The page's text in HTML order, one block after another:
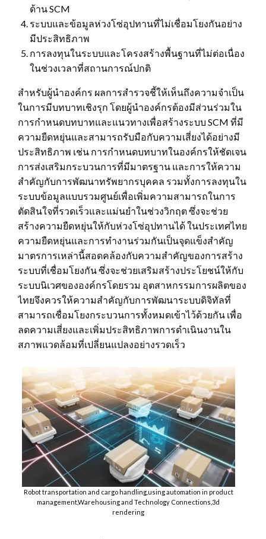
ด้าน SCM
ระบบและข้อมูลห่วงโซ่อุปทานที่ไม่เชื่อมโยงกันอย่าง
มีประสิทธิภาพ
การลงทุนในระบบและโครงสร้างพื้นฐานที่ไม่ต่อเนื่อง
ในช่วงเวลาที่สถานการณ์ปกติ
สำหรับผู้นำองค์กร ผลการสำรวจชี้ให้เห็นถึงความจำเป็น
ในการมีบทบาทเชิงรุก โดยผู้นำองค์กรต้องมีส่วนร่วมใน
การกำหนดบทบาทและแนวทางเพื่อสร้างระบบ SCM ที่มี
ความยืดหยุ่นและสามารถรับมือกับความเสี่ยงได้อย่างมี
ประสิทธิภาพ เช่น การกำหนดบทบาทในองค์กรให้ชัดเจน
การส่งเสริมกระบวนการที่มีมาตรฐาน และการให้ความ
สำคัญกับการพัฒนาทรัพยากรบุคคล รวมทั้งการลงทุนใน
ระบบข้อมูลแบบรวมศูนย์เพื่อเพิ่มความสามารถในการ
ตัดสินใจที่รวดเร็วและแม่นยำในช่วงวิกฤต ซึ่งจะช่วย
สร้างความยืดหยุ่นให้กับห่วงโซ่อุปทานได้ ในประเทศไทย
ความยืดหยุ่นและการทำงานร่วมกันเป็นจุดแข็งสำคัญ
มาตรการเหล่านี้สอดคล้องกับความสำคัญของการสร้าง
ระบบที่เชื่อมโยงกัน ซึ่งจะช่วยเสริมสร้างประโยชน์ให้กับ
ระบบนิเวศขององค์กรโดยรวม อุตสาหกรรมการผลิตของ
ไทยจึงควรให้ความสำคัญกับการพัฒนาระบบดิจิทัลที่
สามารถเชื่อมโยงกระบวนการทั้งหมดเข้าไว้ด้วยกัน เพื่อ
ลดความเสี่ยงและเพิ่มประสิทธิภาพการดำเนินงานใน
สภาพแวดล้อมที่เปลี่ยนแปลงอย่างรวดเร็ว
Robot transportation and cargo handling,using automation in product
management,Warehousing and Technology Connections,3d
rendering